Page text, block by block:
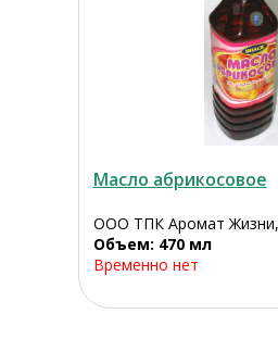
Масло абрикосовое
ООО ТПК Аромат Жизни,
Объем: 470 мл
Временно нет